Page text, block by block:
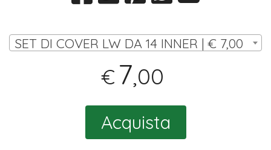
SET DI COVER LW DA 14 INNER | € 7,00
€ 7,00
Acquista